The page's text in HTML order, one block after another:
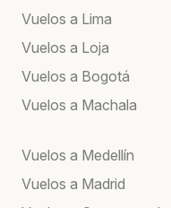
Vuelos a Lima
Vuelos a Loja
Vuelos a Bogotá
Vuelos a Machala
Vuelos a Medellín
Vuelos a Madrid